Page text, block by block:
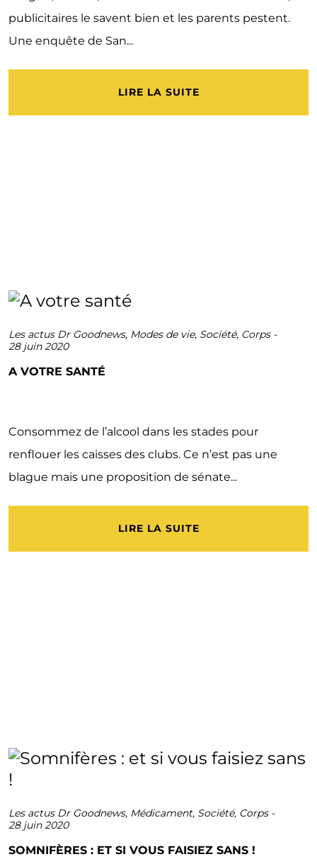
publicitaires le savent bien et les parents pestent.
Une enquête de San...
LIRE LA SUITE
Les actus Dr Goodnews, Modes de vie, Société, Corps-
28 juin 2020
A VOTRE SANTÉ
Consommez de l’alcool dans les stades pour
renflouer les caisses des clubs. Ce n’est pas une
blague mais une proposition de sénate...
LIRE LA SUITE
Les actus Dr Goodnews, Médicament, Société, Corps-
28 juin 2020
SOMNIFÈRES : ET SI VOUS FAISIEZ SANS !